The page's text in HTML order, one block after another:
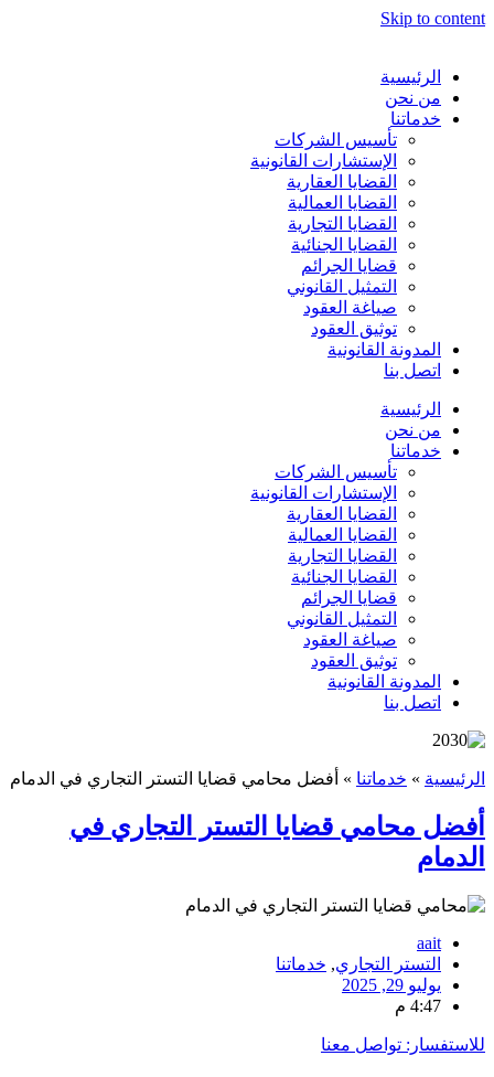
Skip to content
الرئيسية
من نحن
خدماتنا
تأسيس الشركات
الإستشارات القانونية
القضايا العقارية
القضايا العمالية
القضايا التجارية
القضايا الجنائية
قضايا الجرائم
التمثيل القانوني
صياغة العقود
توثيق العقود
المدونة القانونية
اتصل بنا
الرئيسية
من نحن
خدماتنا
تأسيس الشركات
الإستشارات القانونية
القضايا العقارية
القضايا العمالية
القضايا التجارية
القضايا الجنائية
قضايا الجرائم
التمثيل القانوني
صياغة العقود
توثيق العقود
المدونة القانونية
اتصل بنا
الرئيسية » خدماتنا » أفضل محامي قضايا التستر التجاري في الدمام
أفضل محامي قضايا التستر التجاري في
الدمام
aait
التستر التجاري, خدماتنا
يوليو 29, 2025
4:47 م
للاستفسار: تواصل معنا